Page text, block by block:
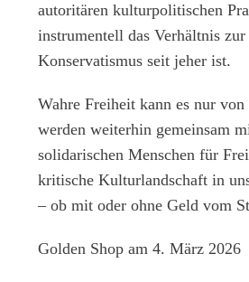
autoritären kulturpolitischen
instrumentell das Verhältnis
Konservatismus seit jeher ist.
Wahre Freiheit kann es nur
werden weiterhin gemeinsam
solidarischen Menschen für
kritische Kulturlandschaft in
– ob mit oder ohne Geld vom
Golden Shop am 4. März 2026